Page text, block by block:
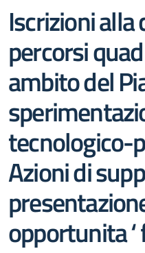
Iscrizioni alla
percorsi
ambito del
tecnologico-
Azioni di
opportunita